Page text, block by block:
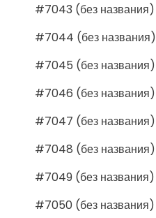
#7043 (без названия)
#7044 (без названия)
#7045 (без названия)
#7046 (без названия)
#7047 (без названия)
#7048 (без названия)
#7049 (без названия)
#7050 (без названия)